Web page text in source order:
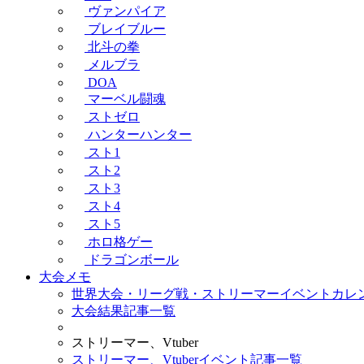
ヴァンパイア
ブレイブルー
北斗の拳
メルブラ
DOA
マーベル闘魂
ストゼロ
ハンターハンター
スト1
スト2
スト3
スト4
スト5
ホロ格ゲー
ドラゴンボール
大会メモ
世界大会・リーグ戦・ストリーマーイベントカレ
大会結果記事一覧
ストリーマー、Vtuber
ストリーマー、Vtuberイベント記事一覧